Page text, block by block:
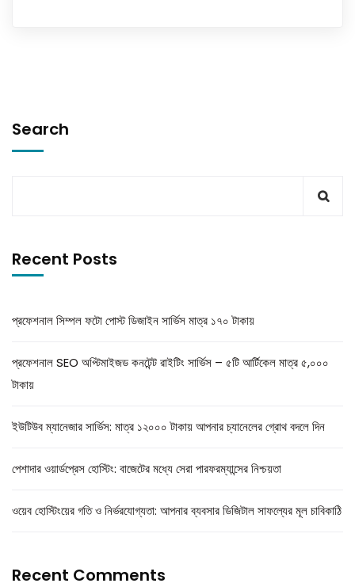
Search
Recent Posts
প্রফেশনাল সিম্পল ফটো পোস্ট ডিজাইন সার্ভিস মাত্র ১৭০ টাকায়
প্রফেশনাল SEO অপ্টিমাইজড কনটেন্ট রাইটিং সার্ভিস – ৫টি আর্টিকেল মাত্র ৫,০০০
টাকায়
ইউটিউব ম্যানেজার সার্ভিস: মাত্র ১২০০০ টাকায় আপনার চ্যানেলের গ্রোথ বদলে দিন
পেশাদার ওয়ার্ডপ্রেস হোস্টিং: বাজেটের মধ্যে সেরা পারফরম্যান্সের নিশ্চয়তা
ওয়েব হোস্টিংয়ের গতি ও নির্ভরযোগ্যতা: আপনার ব্যবসার ডিজিটাল সাফল্যের মূল চাবিকাঠি
Recent Comments